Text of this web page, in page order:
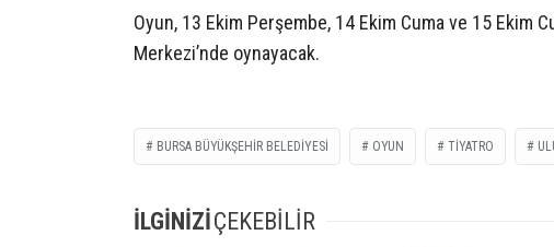
Oyun, 13 Ekim Perşembe, 14 Ekim Cuma ve 15 Ekim
Merkezi’nde oynayacak.
BURSA BÜYÜKŞEHIR BELEDIYESI OYUN TIYATRO
İLGİNİZİÇEKEBİLİR